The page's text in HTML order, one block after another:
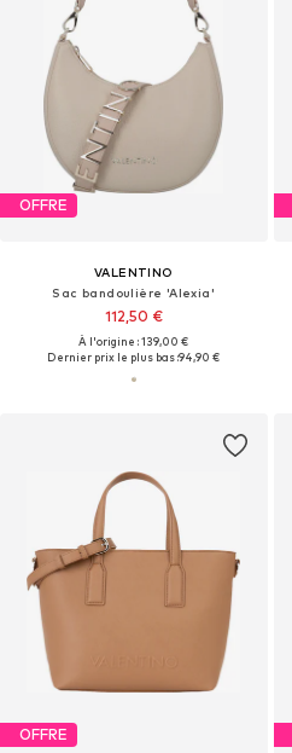
OFFRE
VALENTINO
Sac bandoulière 'Alexia'
112,50 €
À l'origine : 139,00 €
Dernier prix le plus bas :94,90 €
OFFRE